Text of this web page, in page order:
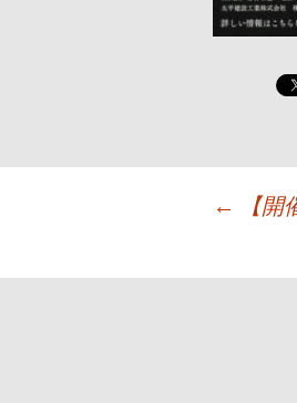
←
【開